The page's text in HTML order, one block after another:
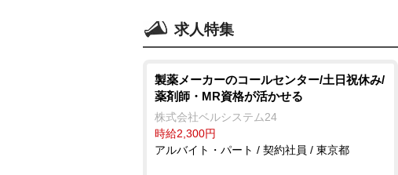
求人特集
製薬メーカーのコールセンター/土日祝休み/
薬剤師・MR資格が活かせる
株式会社ベルシステム24
時給2,300円
アルバイト・パート / 契約社員 / 東京都